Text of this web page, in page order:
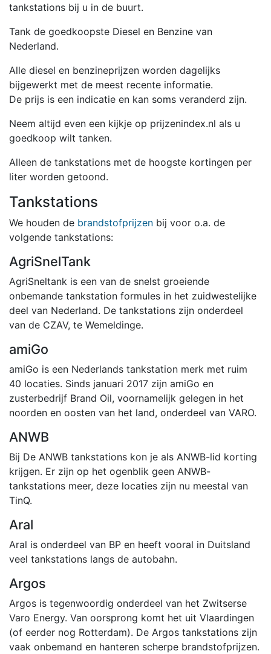
tankstations bij u in de buurt.
Tank de goedkoopste Diesel en Benzine van
Nederland.
Alle diesel en benzineprijzen worden dagelijks
bijgewerkt met de meest recente informatie.
De prijs is een indicatie en kan soms veranderd zijn.
Neem altijd even een kijkje op prijzenindex.nl als u
goedkoop wilt tanken.
Alleen de tankstations met de hoogste kortingen per
liter worden getoond.
Tankstations
We houden de brandstofprijzen bij voor o.a. de
volgende tankstations:
AgriSnelTank
AgriSneltank is een van de snelst groeiende
onbemande tankstation formules in het zuidwestelijke
deel van Nederland. De tankstations zijn onderdeel
van de CZAV, te Wemeldinge.
amiGo
amiGo is een Nederlands tankstation merk met ruim
40 locaties. Sinds januari 2017 zijn amiGo en
zusterbedrijf Brand Oil, voornamelijk gelegen in het
noorden en oosten van het land, onderdeel van VARO.
ANWB
Bij De ANWB tankstations kon je als ANWB-lid korting
krijgen. Er zijn op het ogenblik geen ANWB-
tankstations meer, deze locaties zijn nu meestal van
TinQ.
Aral
Aral is onderdeel van BP en heeft vooral in Duitsland
veel tankstations langs de autobahn.
Argos
Argos is tegenwoordig onderdeel van het Zwitserse
Varo Energy. Van oorsprong komt het uit Vlaardingen
(of eerder nog Rotterdam). De Argos tankstations zijn
vaak onbemand en hanteren scherpe brandstofprijzen.